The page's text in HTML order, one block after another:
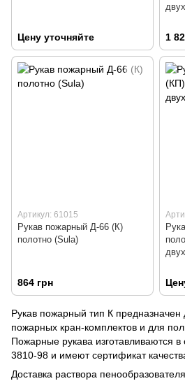
Цену уточняйте 1
Артикул: 61015
Рукав пожарный Д-66 (К)
полотно (Sula)
864 грн
Рукав пожарный тип К предназначен
пожарных кран-комплектов и для
Пожарные рукава изготавливаются в
3810-98 и имеют сертификат
Доставка раствора